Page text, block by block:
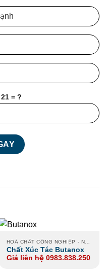
= ?
Chất Xúc Tác Butanox
Giá liên hệ 0983.838.250